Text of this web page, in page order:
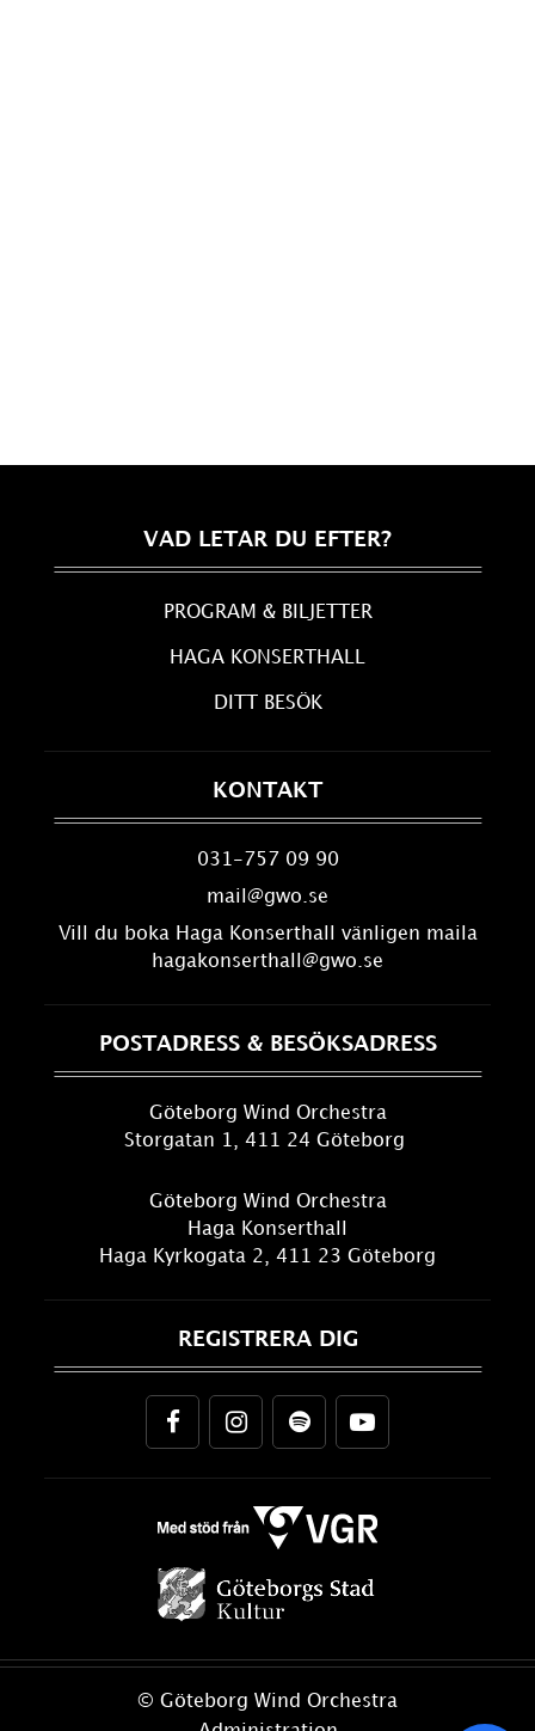
VAD LETAR DU EFTER?
PROGRAM & BILJETTER
HAGA KONSERTHALL
DITT BESÖK
KONTAKT
031-757 09 90
mail@gwo.se
Vill du boka Haga Konserthall vänligen maila
hagakonserthall@gwo.se
POSTADRESS & BESÖKSADRESS
Göteborg Wind Orchestra
Storgatan 1, 411 24 Göteborg
Göteborg Wind Orchestra
Haga Konserthall
Haga Kyrkogata 2, 411 23 Göteborg
REGISTRERA DIG
© Göteborg Wind Orchestra